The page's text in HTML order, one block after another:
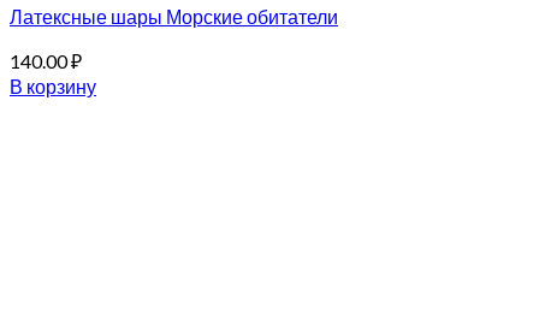
Латексные шары Морские обитатели
140.00₽
В корзину